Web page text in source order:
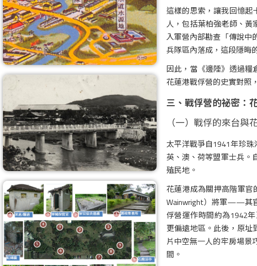
這樣的思索，讓我回憶
人，包括葉柏強老師、
入軍營內部勘查「傳說中
兵隊區內落成，這段隱晦
因此，當《邊陲》透過
花蓮港戰俘營的史實對照
三、戰俘營的祕密：
（一）戰俘的來台與
太平洋戰爭自1941年珍
英、澳、荷等盟軍士兵
殖民地。
花蓮港成為關押高階軍官
Wainwright）將軍——其
俘營運作時間約為1942
更偏遠地區。此後，原址
片中空無一人的牢房場
間。